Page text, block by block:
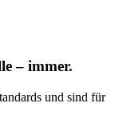
– immer.
und sind für